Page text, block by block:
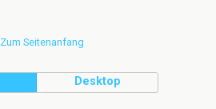
Zum Seitenanfang
Desktop